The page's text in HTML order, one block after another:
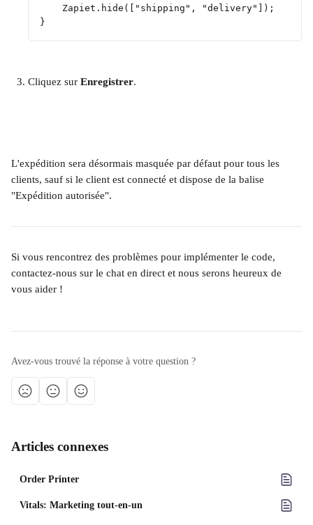
    Zapiet.hide(["shipping", "delivery"]);
}
Cliquez sur Enregistrer.
L'expédition sera désormais masquée par défaut pour tous les
clients, sauf si le client est connecté et dispose de la balise
"Expédition autorisée".
Si vous rencontrez des problèmes pour implémenter le code,
contactez-nous sur le chat en direct et nous serons heureux de
vous aider !
Avez-vous trouvé la réponse à votre question ?
Articles connexes
Order Printer
Vitals: Marketing tout-en-un